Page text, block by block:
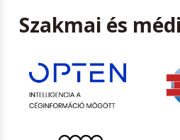
Szakmai és